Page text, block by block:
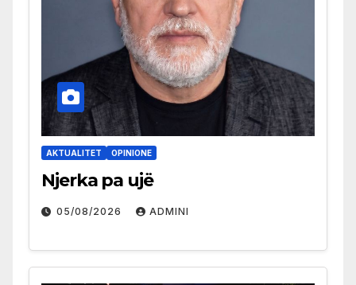
AKTUALITET OPINIONE
Njerka pa ujë
05/08/2026 ADMINI